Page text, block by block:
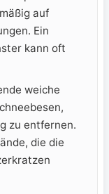
auf
⁣Ein⁤
kann oft
weiche
‍zu entfernen.
die die